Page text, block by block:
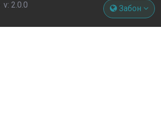
v: 2.0.0 Забон